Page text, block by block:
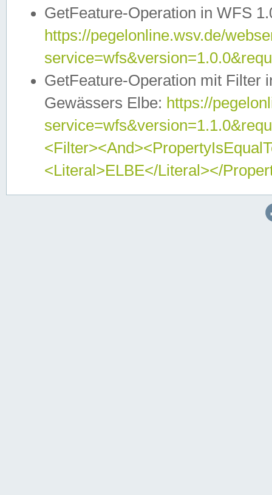
GetFeature-Operation in WFS
https://pegelonline.wsv.de/
GetFeature-Operation mit Filter
Gewässers Elbe: https://
<Literal>ELBE</Literal></